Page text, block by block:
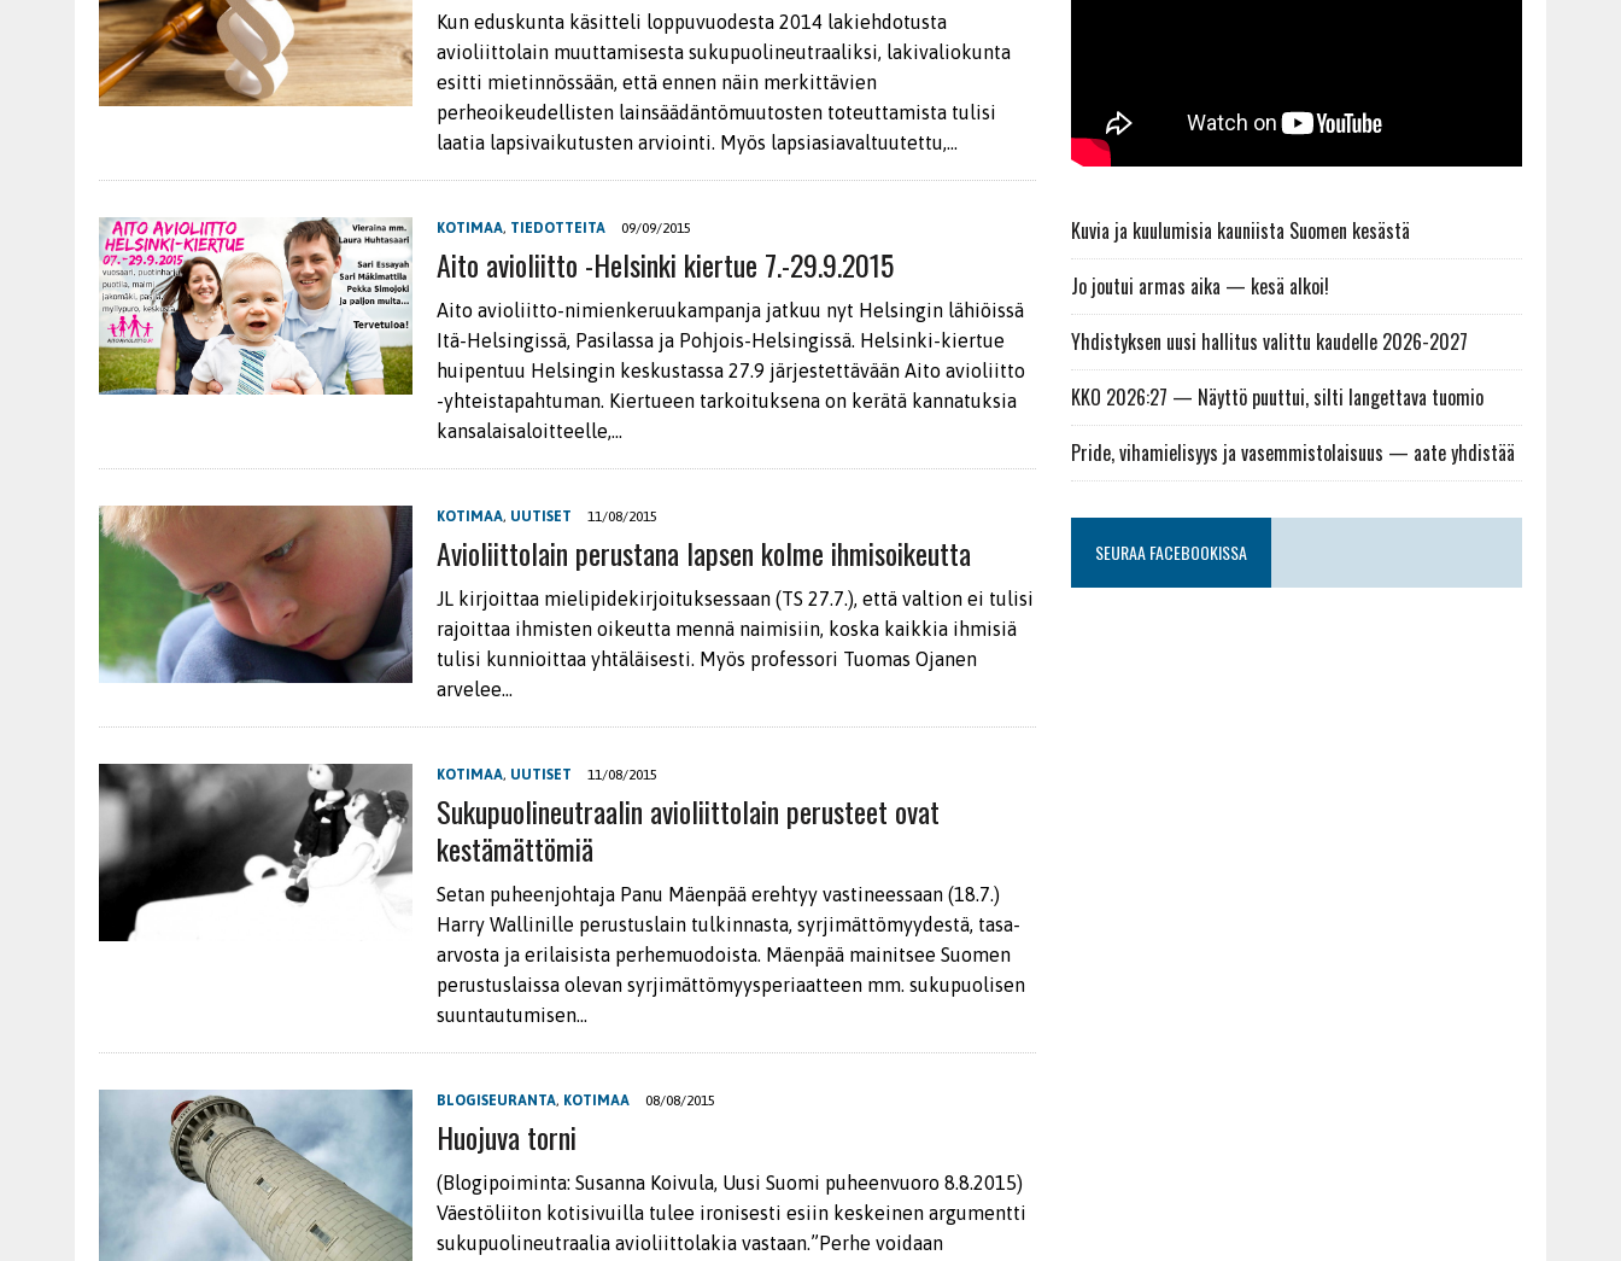
Kun eduskunta käsitteli loppuvuodesta 2014 lakiehdotusta
avioliittolain muuttamisesta sukupuolineutraaliksi, lakivaliokunta
esitti mietinnössään, että ennen näin merkittävien
perheoikeudellisten lainsäädäntömuutosten toteuttamista tulisi
laatia lapsivaikutusten arviointi. Myös lapsiasiavaltuutettu,…
KOTIMAA, TIEDOTTEITA 09/09/2015
Aito avioliitto -Helsinki kiertue 7.-29.9.2015
Aito avioliitto-nimienkeruukampanja jatkuu nyt Helsingin lähiöissä
Itä-Helsingissä, Pasilassa ja Pohjois-Helsingissä. Helsinki-kiertue
huipentuu Helsingin keskustassa 27.9 järjestettävään Aito avioliitto
-yhteistapahtuman. Kiertueen tarkoituksena on kerätä kannatuksia
kansalaisaloitteelle,…
KOTIMAA, UUTISET 11/08/2015
Avioliittolain perustana lapsen kolme ihmisoikeutta
JL kirjoittaa mielipidekirjoituksessaan (TS 27.7.), että valtion ei tulisi
rajoittaa ihmisten oikeutta mennä naimisiin, koska kaikkia ihmisiä
tulisi kunnioittaa yhtäläisesti. Myös professori Tuomas Ojanen
arvelee…
KOTIMAA, UUTISET 11/08/2015
Sukupuolineutraalin avioliittolain perusteet ovat
kestämättömiä
Setan puheenjohtaja Panu Mäenpää erehtyy vastineessaan (18.7.)
Harry Wallinille perustuslain tulkinnasta, syrjimättömyydestä, tasa-
arvosta ja erilaisista perhemuodoista. Mäenpää mainitsee Suomen
perustuslaissa olevan syrjimättömyysperiaatteen mm. sukupuolisen
suuntautumisen…
BLOGISEURANTA, KOTIMAA 08/08/2015
Huojuva torni
(Blogipoiminta: Susanna Koivula, Uusi Suomi puheenvuoro 8.8.2015)
Väestöliiton kotisivuilla tulee ironisesti esiin keskeinen argumentti
sukupuolineutraalia avioliittolakia vastaan.”Perhe voidaan
Kuvia ja kuulumisia kauniista Suomen kesästä
Jo joutui armas aika — kesä alkoi!
Yhdistyksen uusi hallitus valittu kaudelle 2026-2027
KKO 2026:27 — Näyttö puuttui, silti langettava tuomio
Pride, vihamielisyys ja vasemmistolaisuus — aate yhdistää
SEURAA FACEBOOKISSA